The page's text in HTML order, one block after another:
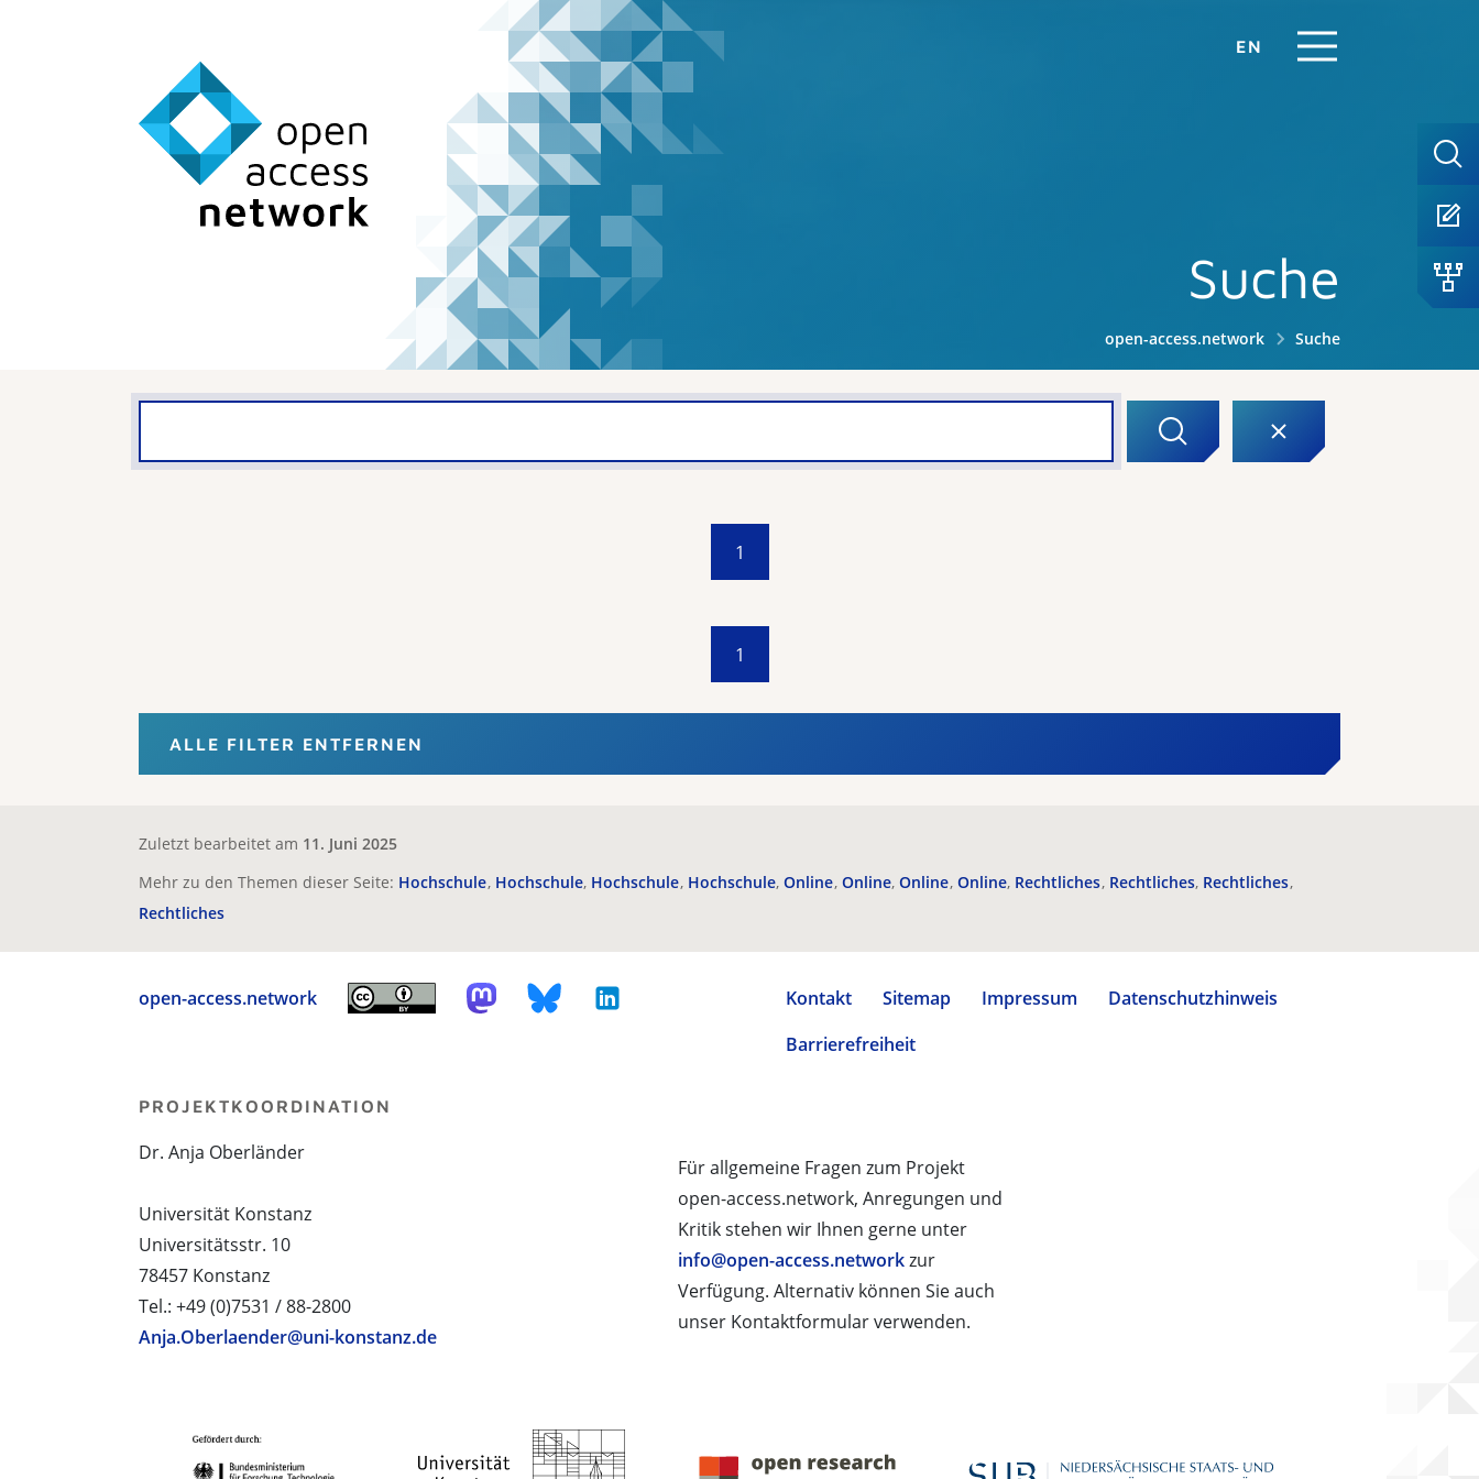
EN
Suche
open-access.network Suche
1
1
ALLE FILTER ENTFERNEN
Zuletzt bearbeitet am 11. Juni 2025
Mehr zu den Themen dieser Seite: Hochschule Hochschule Hochschule Hochschule Online Online Online Online Rechtliches Rechtliches Rechtliches
Rechtliches
open-access.network Kontakt Sitemap Impressum
Datenschutzhinweis
Barrierefreiheit
Für allgemeine Fragen zum Projekt
open-access.network, Anregungen und
Kritik stehen wir Ihnen gerne unter
info@open-access.networkzur
Verfügung. Alternativ können Sie auch
unser Kontaktformular verwenden.
PROJEKTKOORDINATION
Dr. Anja Oberländer
Universität Konstanz
Universitätsstr. 10
78457 Konstanz
Tel.: +49 (0)7531 / 88-2800
Anja.Oberlaender@uni-konstanz.de